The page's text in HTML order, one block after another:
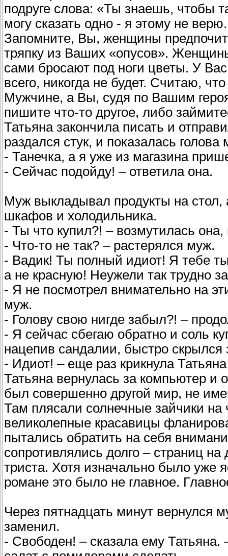
подруге слова: «Ты знаешь, чтобы
могу сказать одно - я этому не
Запомните, Вы, женщины
тряпку из Ваших «опусов».
сами бросают под ноги цветы. У
всего, никогда не будет. Считаю,
Мужчине, а Вы, судя по Вашим
пишите что-то другое, либо
Татьяна закончила писать и
раздался стук, и показалась голова
- Танечка, а я уже из магазина
- Сейчас подойду! – ответила она.
Муж выкладывал продукты на стол,
шкафов и холодильника.
- Ты что купил?! – возмутилась
- Что-то не так? – растерялся муж.
- Вадик! Ты полный идиот! Я тебе
а не красную! Неужели так трудно
- Я не посмотрел внимательно на
муж.
- Голову свою нигде забыл?! –
- Я сейчас сбегаю обратно и соль
нацепив сандалии, быстро скрылся
- Идиот! – еще раз крикнула Татьяна
Татьяна вернулась за компьютер
был совершенно другой мир, не
Там плясали солнечные зайчики
великолепные красавицы
пытались обратить на себя
сопротивлялись долго – страниц
триста. Хотя изначально было уже
романе это было не главное.
Через пятнадцать минут вернулся
заменил.
- Свободен! – сказала ему